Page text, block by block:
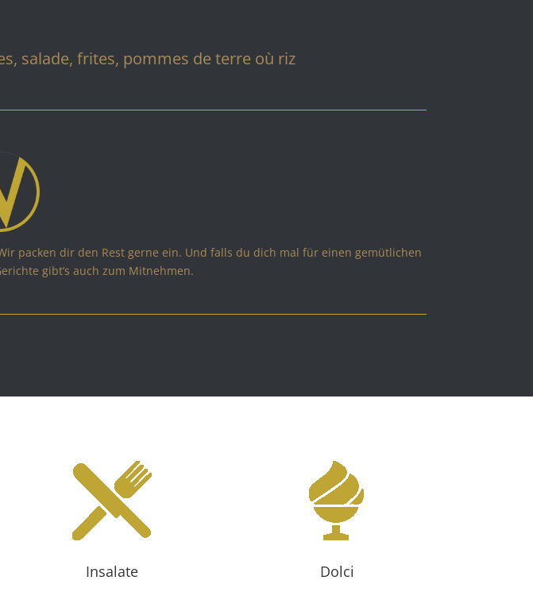
salade, frites, pommes de terre où riz
packen dir den Rest gerne ein. Und falls du dich mal für einen gemütlichen
gibt’s auch zum Mitnehmen.
Insalate Dolci